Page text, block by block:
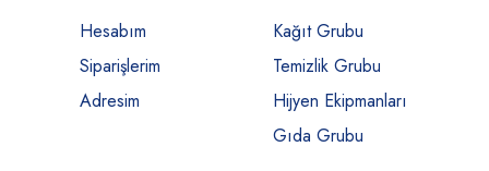
Hesabım
Siparişlerim
Adresim
Kağıt Grubu
Temizlik Grubu
Hijyen Ekipmanları
Gıda Grubu